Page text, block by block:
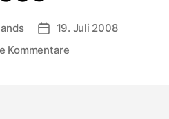
Veröffentlichungsdatum
19. Juli 2008
Kommentarezu